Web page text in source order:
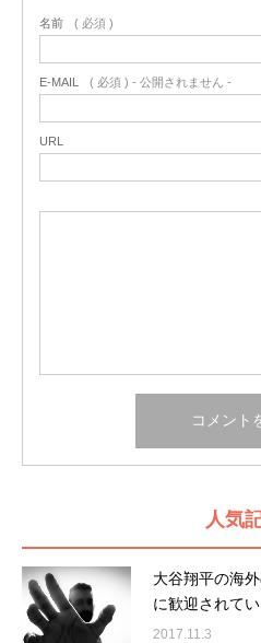
名前 ( 必須 )
E-MAIL ( 必須 ) - 公開されません -
URL
人気
大谷翔平の海
に歓迎されて
2017.11.3